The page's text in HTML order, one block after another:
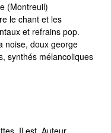
(Montreuil)
le chant et les
et refrains pop.
noise, doux george
synthés mélancoliques
Il est, Auteur